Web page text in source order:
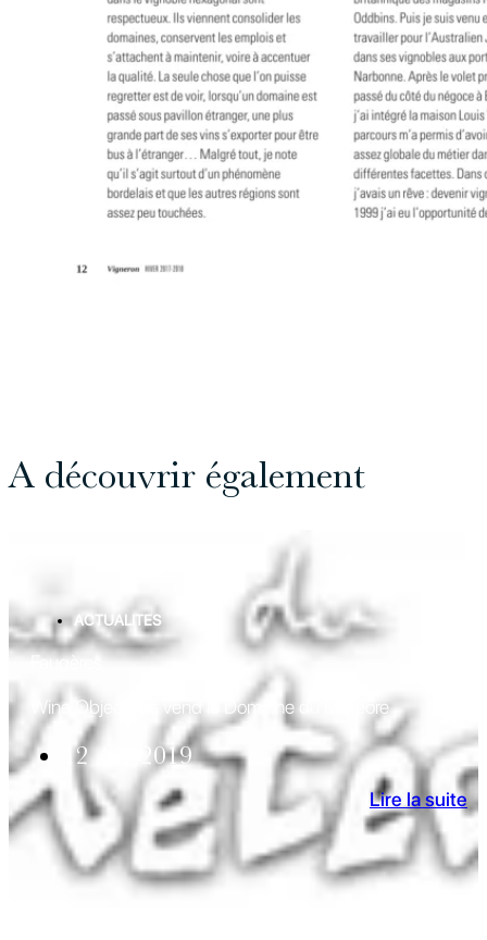
A découvrir également
ACTUALITES
Faugères
Wine Objectives vend le Domaine du Météore
12 Avr 2019
Lire la suite